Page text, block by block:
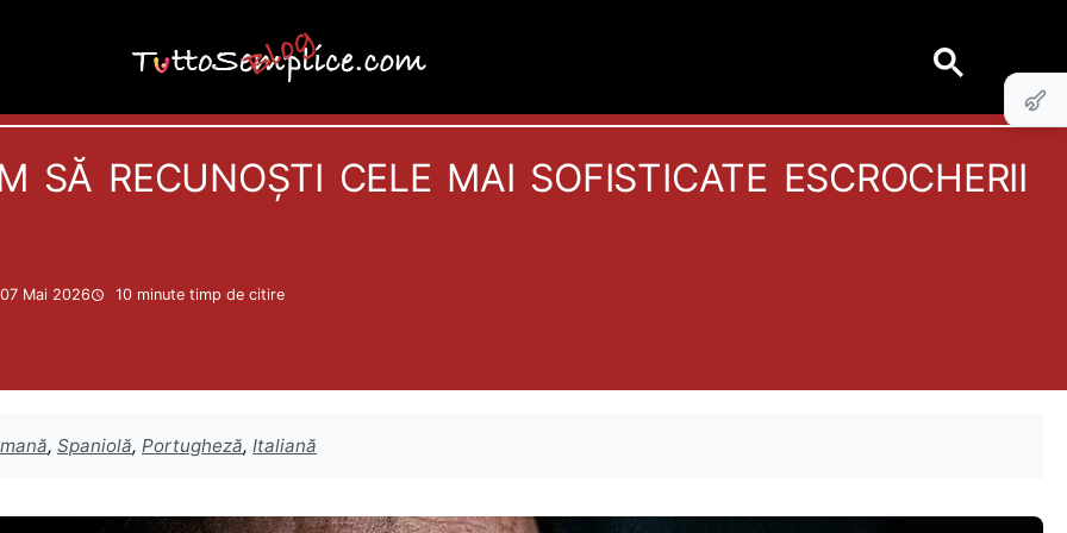
Actualitate
să recunoști cele mai sofisticate escrocherii
Mai 2026 10 minute timp de citire
, Spaniolă, Portugheză, Italiană